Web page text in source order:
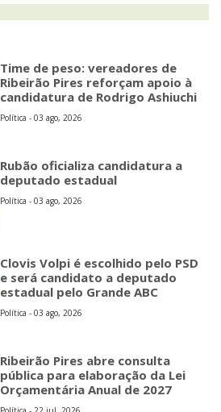
Time de peso: vereadores de
Ribeirão Pires reforçam apoio à
candidatura de Rodrigo Ashiuchi
Política - 03 ago, 2026
Rubão oficializa candidatura a
deputado estadual
Política - 03 ago, 2026
Clovis Volpi é escolhido pelo PSD
e será candidato a deputado
estadual pelo Grande ABC
Política - 03 ago, 2026
Ribeirão Pires abre consulta
pública para elaboração da Lei
Orçamentária Anual de 2027